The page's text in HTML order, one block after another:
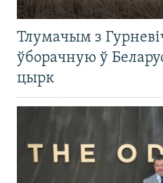
Тлумачым з
ўборачную ў
цырк